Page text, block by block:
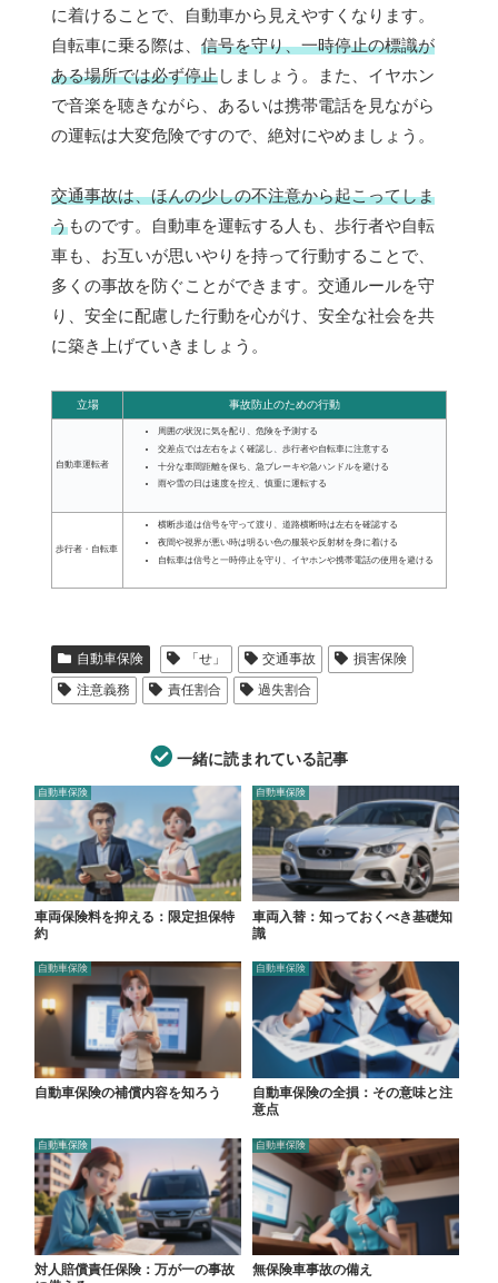
に着けることで、自動車から見えやすくなります。
自転車に乗る際は、 信号を守り、一時停止の標識が
ある場所では必ず停止しましょう。また、イヤホン
で音楽を聴きながら、あるいは携帯電話を見ながら
の運転は大変危険ですので、絶対にやめましょう。
交通事故は、ほんの少しの不注意から起こってしま
うものです。自動車を運転する人も、歩行者や自転
車も、お互いが思いやりを持って行動することで、
多くの事故を防ぐことができます。交通ルールを守
り、安全に配慮した行動を心がけ、安全な社会を共
に築き上げていきましょう。
立場 事故防止のための行動
自動車運転者
周囲の状況に気を配り、危険を予測する
交差点では左右をよく確認し、歩行者や自転車に注意する
十分な車間距離を保ち、急ブレーキや急ハンドルを避ける
雨や雪の日は速度を控え、慎重に運転する
歩行者・自転車
横断歩道は信号を守って渡り、道路横断時は左右を確認する
夜間や視界が悪い時は明るい色の服装や反射材を身に着ける
自転車は信号と一時停止を守り、イヤホンや携帯電話の使用を避ける
自動車保険 「せ」 交通事故
損害保険
注意義務
責任割合 過失割合
一緒に読まれている記事
自動車保険
車両保険料を抑える：限定担保特
約
自動車保険
車両入替：知っておくべき基礎知
識
自動車保険
自動車保険の補償内容を知ろう
自動車保険
自動車保険の全損：その意味と注
意点
自動車保険
対人賠償責任保険：万が一の事故
自動車保険
無保険車事故の備え